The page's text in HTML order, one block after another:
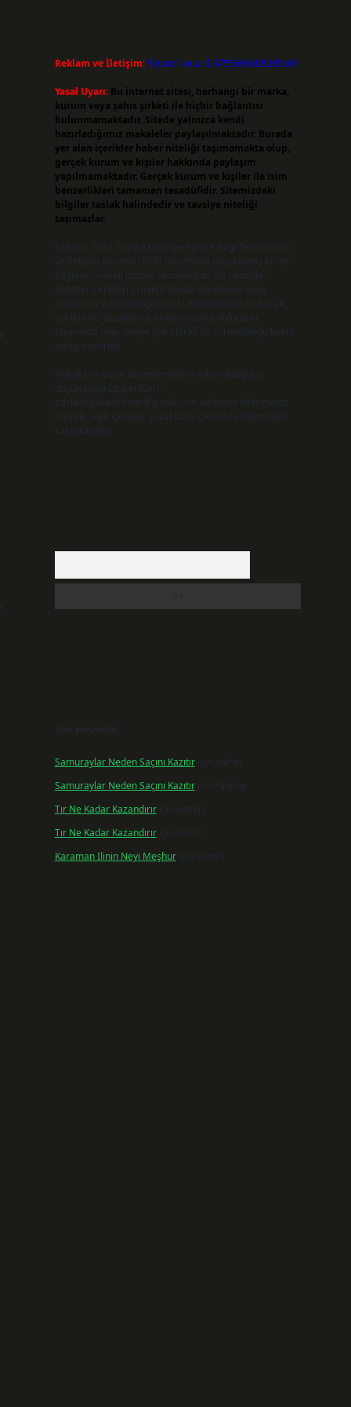
Reklam ve İletişim:Skype: live:.cid.575569c608265c69
Yasal Uyarı: Bu internet sitesi, herhangi bir marka,
kurum veya şahıs şirketi ile hiçbir bağlantısı
bulunmamaktadır. Sitede yalnızca kendi
hazırladığımız makaleler paylaşılmaktadır. Burada
yer alan içerikler haber niteliği taşımamakta olup,
gerçek kurum ve kişiler hakkında paylaşım
yapılmamaktadır. Gerçek kurum ve kişiler ile isim
benzerlikleri tamamen tesadüfidir. Sitemizdeki
bilgiler taslak halindedir ve tavsiye niteliği
taşımazlar.
Sitemiz, 5651 Sayılı Kanun gereğince Bilgi Teknolojileri
ve İletişim Kurumu (BTK) tarafından onaylanmış bir Yer
Sağlayıcı olarak hizmet vermektedir. Bu nedenle,
sitedeki içerikleri proaktif olarak denetleme veya
araştırma yükümlülüğümüz bulunmamaktadır. Ancak,
üyelerimiz yazdıkları içeriklerin sorumluluğunu
taşımakta olup, siteye üye olarak bu sorumluluğu kabul
etmiş sayılırlar.
Hukuka ve yasal düzenlemelere aykırı olduğunu
düşündüğünüz içerikleri,
backlinkpanelicomtr@gmail.com adresine bildirmeniz
halinde, ilgili içerikler yasal süre içerisinde sitemizden
kaldırılacaktır.
Son yorumlar
Samuraylar Neden Saçını Kazıtıriçin
admin
Samuraylar Neden Saçını Kazıtıriçin
Fadime
Tır Ne Kadar Kazandırıriçin
admin
Tır Ne Kadar Kazandırıriçin Sevim
Karaman Ilinin Neyi Meşhuriçin admin